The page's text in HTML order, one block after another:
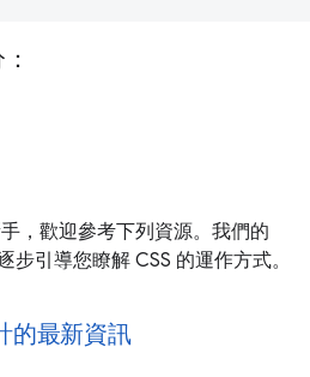
，歡迎參考下列資源。我們的
步引導您瞭解 CSS 的運作方式。
的最新資訊